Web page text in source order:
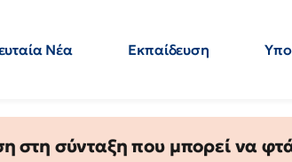
Νέα Εκπαίδευση
σύνταξη που μπορεί να